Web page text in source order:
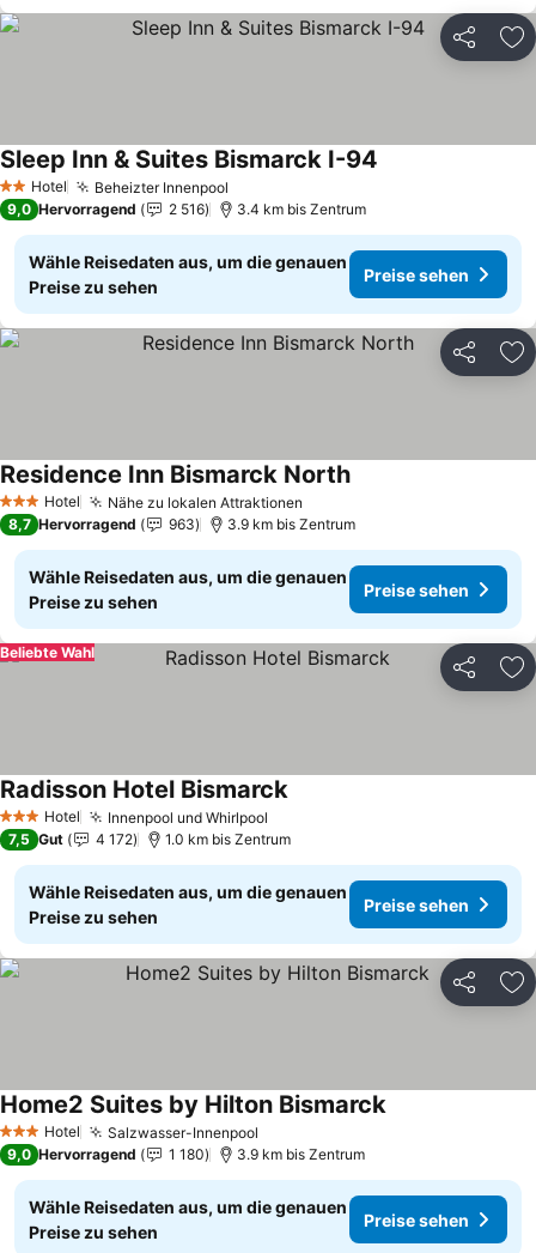
Teilen
2 Sterne
Hotel Beheizter Innenpool
Sleep Inn & Suites Bismarck I-94
9,0 Hervorragend 2 516 3.4 km bis Zentrum
Wähle Reisedaten aus, um die genauen
Preise zu sehen
Preise sehen
Teilen
3 SterneHotel Nähe zu lokalen Attraktionen
Residence Inn Bismarck NorthPreise sehen
8,7 Hervorragend 963 3.9 km bis Zentrum
Wähle Reisedaten aus, um die genauen
Preise zu sehen
Preise sehen
Teilen
Beliebte Wahl
3 SterneHotel Innenpool und Whirlpool
Radisson Hotel BismarckPreise sehen
7,5 Gut 4 172 1.0 km bis Zentrum
Wähle Reisedaten aus, um die genauen
Preise zu sehen
Preise sehen
Teilen
3 SterneHotel Salzwasser-Innenpool
Home2 Suites by Hilton BismarckPreise sehen
9,0 Hervorragend 1 180 3.9 km bis Zentrum
Wähle Reisedaten aus, um die genauen
Preise zu sehen
Preise sehen